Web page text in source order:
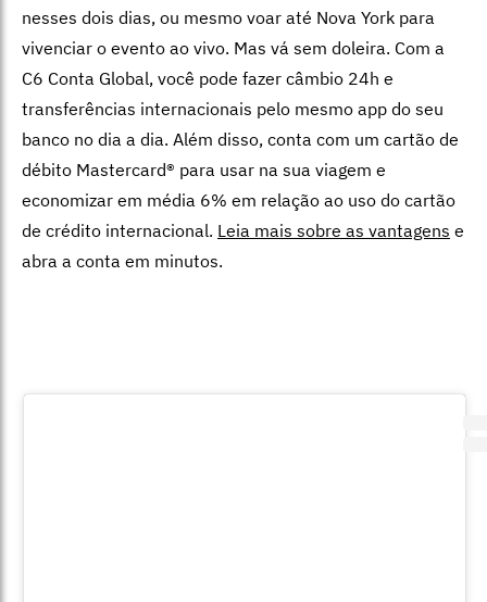
nesses dois dias, ou mesmo voar até Nova York para
vivenciar o evento ao vivo. Mas vá sem doleira. Com a
C6 Conta Global, você pode fazer câmbio 24h e
transferências internacionais pelo mesmo app do seu
banco no dia a dia. Além disso, conta com um cartão de
débito Mastercard® para usar na sua viagem e
economizar em média 6% em relação ao uso do cartão
de crédito internacional. Leia mais sobre as vantagens e
abra a conta em minutos.